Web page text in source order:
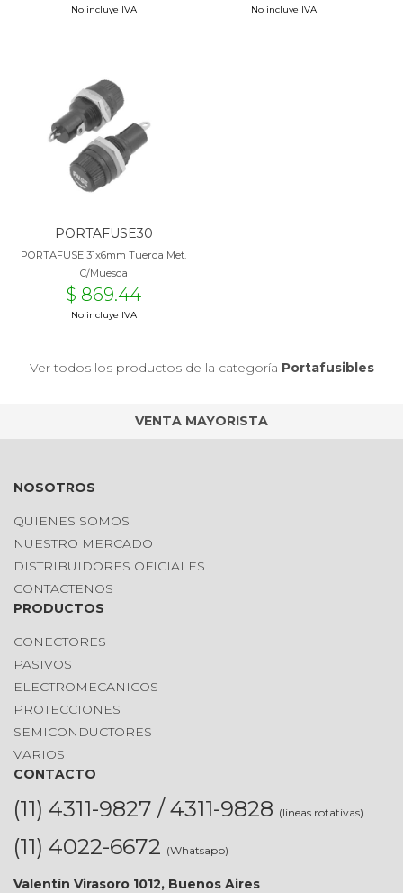
No incluye IVA No incluye IVA
PORTAFUSE30
PORTAFUSE 31x6mm Tuerca Met.
C/Muesca
$ 869.44
No incluye IVA
Ver todos los productos de la categoría Portafusibles
VENTA MAYORISTA
NOSOTROS
QUIENES SOMOS
NUESTRO MERCADO
DISTRIBUIDORES OFICIALES
CONTACTENOS
PRODUCTOS
CONECTORES
PASIVOS
ELECTROMECANICOS
PROTECCIONES
SEMICONDUCTORES
VARIOS
CONTACTO
(11) 4311-9827 / 4311-9828 (lineas rotativas)
(11) 4022-6672 (Whatsapp)
Valentín Virasoro 1012, Buenos Aires